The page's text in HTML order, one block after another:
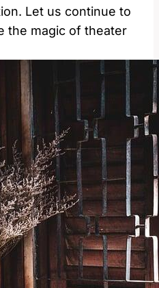
Let us continue to
the magic of theater